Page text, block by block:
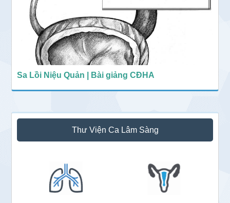
Sa Lồi Niệu Quản | Bài giảng CĐHA
Thư Viện Ca Lâm Sàng